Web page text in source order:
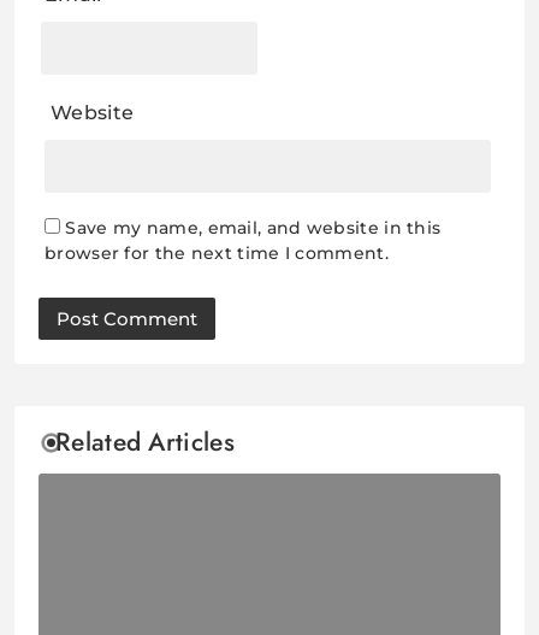
Website
Save my name, email, and website in this
browser for the next time I comment.
Related Articles